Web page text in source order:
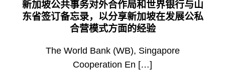
新加坡公共事务对外合作局和世界银行与山
东省签订备忘录，以分享新加坡在发展公私
合营模式方面的经验
The World Bank (WB), Singapore
Cooperation En […]